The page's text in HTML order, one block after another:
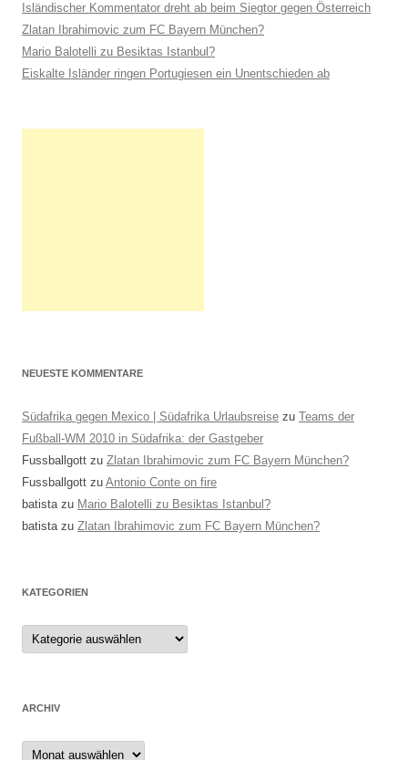
Isländischer Kommentator dreht ab beim Siegtor gegen Österreich
Zlatan Ibrahimovic zum FC Bayern München?
Mario Balotelli zu Besiktas Istanbul?
Eiskalte Isländer ringen Portugiesen ein Unentschieden ab
NEUESTE KOMMENTARE
Südafrika gegen Mexico | Südafrika Urlaubsreise zu Teams der
Fußball-WM 2010 in Südafrika: der Gastgeber
Fussballgott zu Zlatan Ibrahimovic zum FC Bayern München?
Fussballgott zu Antonio Conte on fire
batistazu Mario Balotelli zu Besiktas Istanbul?
batistazu Zlatan Ibrahimovic zum FC Bayern München?
KATEGORIEN
Kategorien
ARCHIV
Archiv